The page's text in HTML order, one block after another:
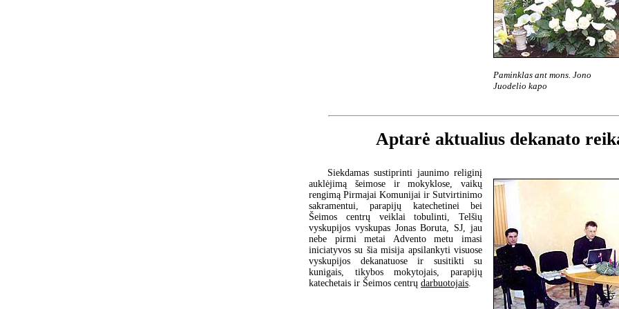
Paminklas ant mons. Jono
Juodelio kapo
Aptarė aktualius dekanato
Siekdamas sustiprinti jaunimo religinį
auklėjimą šeimose ir mokyklose, vaikų
rengimą Pirmajai Komunijai ir Sutvirtinimo
sakramentui, parapijų katechetinei bei
Šeimos centrų veiklai tobulinti, Telšių
vyskupijos vyskupas Jonas Boruta, SJ, jau
nebe pirmi metai Advento metu imasi
iniciatyvos su šia misija apsilankyti visuose
vyskupijos dekanatuose ir susitikti su
kunigais, tikybos mokytojais, parapijų
katechetais ir Šeimos centrų darbuotojais